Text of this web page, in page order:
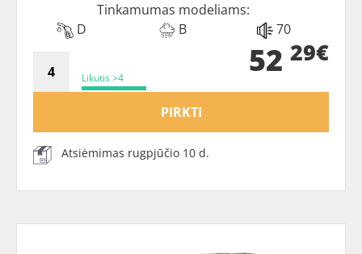
Tinkamumas modeliams:
D
B 70
Likutis >4 52 29€
PIRKTI
Atsiėmimas rugpjūčio 10 d.